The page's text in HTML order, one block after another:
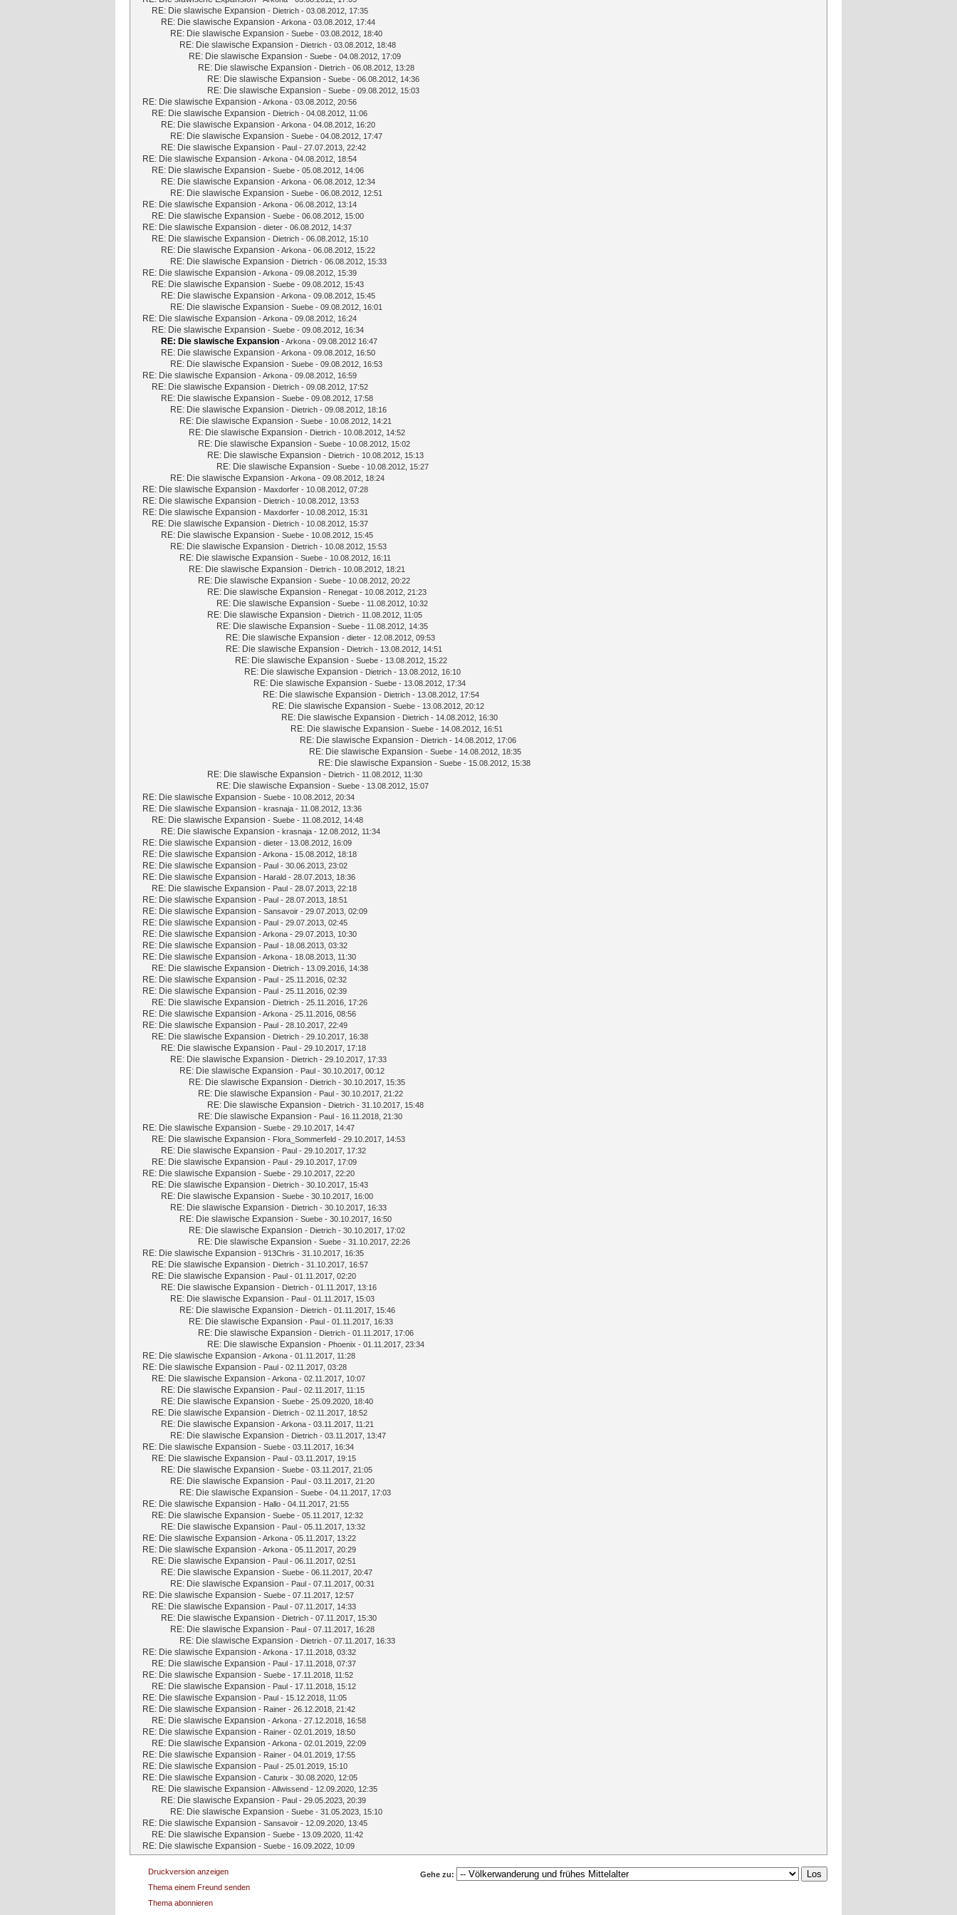
RE: Die slawische Expansion - Dietrich - 03.08.2012, 17:35
RE: Die slawische Expansion -Arkona - 03.08.2012, 17:44
RE: Die slawische Expansion - Suebe - 03.08.2012, 18:40
RE: Die slawische Expansion - Dietrich - 03.08.2012, 18:48
RE: Die slawische Expansion - Suebe - 04.08.2012, 17:09
RE: Die slawische Expansion - Dietrich - 06.08.2012, 13:28
RE: Die slawische Expansion - Suebe - 06.08.2012, 14:36
RE: Die slawische Expansion - Suebe - 09.08.2012, 15:03
RE: Die slawische Expansion -Arkona - 03.08.2012, 20:56
RE: Die slawische Expansion - Dietrich - 04.08.2012, 11:06
RE: Die slawische Expansion -Arkona - 04.08.2012, 16:20
RE: Die slawische Expansion - Suebe - 04.08.2012, 17:47
RE: Die slawische Expansion - Paul - 27.07.2013, 22:42
RE: Die slawische Expansion -Arkona - 04.08.2012, 18:54
RE: Die slawische Expansion - Suebe - 05.08.2012, 14:06
RE: Die slawische Expansion -Arkona - 06.08.2012, 12:34
RE: Die slawische Expansion - Suebe - 06.08.2012, 12:51
RE: Die slawische Expansion -Arkona - 06.08.2012, 13:14
RE: Die slawische Expansion - Suebe - 06.08.2012, 15:00
RE: Die slawische Expansion - dieter - 06.08.2012, 14:37
RE: Die slawische Expansion - Dietrich - 06.08.2012, 15:10
RE: Die slawische Expansion -Arkona - 06.08.2012, 15:22
RE: Die slawische Expansion - Dietrich - 06.08.2012, 15:33
RE: Die slawische Expansion -Arkona - 09.08.2012, 15:39
RE: Die slawische Expansion - Suebe - 09.08.2012, 15:43
RE: Die slawische Expansion -Arkona - 09.08.2012, 15:45
RE: Die slawische Expansion - Suebe - 09.08.2012, 16:01
RE: Die slawische Expansion -Arkona - 09.08.2012, 16:24
RE: Die slawische Expansion - Suebe - 09.08.2012, 16:34
RE: Die slawische Expansion -Arkona - 09.08.2012 16:47
RE: Die slawische Expansion -Arkona - 09.08.2012, 16:50
RE: Die slawische Expansion - Suebe - 09.08.2012, 16:53
RE: Die slawische Expansion -Arkona - 09.08.2012, 16:59
RE: Die slawische Expansion - Dietrich - 09.08.2012, 17:52
RE: Die slawische Expansion - Suebe - 09.08.2012, 17:58
RE: Die slawische Expansion - Dietrich - 09.08.2012, 18:16
RE: Die slawische Expansion - Suebe - 10.08.2012, 14:21
RE: Die slawische Expansion - Dietrich - 10.08.2012, 14:52
RE: Die slawische Expansion - Suebe - 10.08.2012, 15:02
RE: Die slawische Expansion - Dietrich - 10.08.2012, 15:13
RE: Die slawische Expansion - Suebe - 10.08.2012, 15:27
RE: Die slawische Expansion -Arkona - 09.08.2012, 18:24
RE: Die slawische Expansion - Maxdorfer - 10.08.2012, 07:28
RE: Die slawische Expansion - Dietrich - 10.08.2012, 13:53
RE: Die slawische Expansion - Maxdorfer - 10.08.2012, 15:31
RE: Die slawische Expansion - Dietrich - 10.08.2012, 15:37
RE: Die slawische Expansion - Suebe - 10.08.2012, 15:45
RE: Die slawische Expansion - Dietrich - 10.08.2012, 15:53
RE: Die slawische Expansion - Suebe - 10.08.2012, 16:11
RE: Die slawische Expansion - Dietrich - 10.08.2012, 18:21
RE: Die slawische Expansion - Suebe - 10.08.2012, 20:22
RE: Die slawische Expansion - Renegat - 10.08.2012, 21:23
RE: Die slawische Expansion - Suebe - 11.08.2012, 10:32
RE: Die slawische Expansion - Dietrich - 11.08.2012, 11:05
RE: Die slawische Expansion - Suebe - 11.08.2012, 14:35
RE: Die slawische Expansion - dieter - 12.08.2012, 09:53
RE: Die slawische Expansion - Dietrich - 13.08.2012, 14:51
RE: Die slawische Expansion - Suebe - 13.08.2012, 15:22
RE: Die slawische Expansion - Dietrich - 13.08.2012, 16:10
RE: Die slawische Expansion - Suebe - 13.08.2012, 17:34
RE: Die slawische Expansion - Dietrich - 13.08.2012, 17:54
RE: Die slawische Expansion - Suebe - 13.08.2012, 20:12
RE: Die slawische Expansion - Dietrich - 14.08.2012, 16:30
RE: Die slawische Expansion - Suebe - 14.08.2012, 16:51
RE: Die slawische Expansion - Dietrich - 14.08.2012, 17:06
RE: Die slawische Expansion - Suebe - 14.08.2012, 18:35
RE: Die slawische Expansion - Suebe - 15.08.2012, 15:38
RE: Die slawische Expansion - Dietrich - 11.08.2012, 11:30
RE: Die slawische Expansion - Suebe - 13.08.2012, 15:07
RE: Die slawische Expansion - Suebe - 10.08.2012, 20:34
RE: Die slawische Expansion - krasnaja - 11.08.2012, 13:36
RE: Die slawische Expansion - Suebe - 11.08.2012, 14:48
RE: Die slawische Expansion - krasnaja - 12.08.2012, 11:34
RE: Die slawische Expansion - dieter - 13.08.2012, 16:09
RE: Die slawische Expansion -Arkona - 15.08.2012, 18:18
RE: Die slawische Expansion - Paul - 30.06.2013, 23:02
RE: Die slawische Expansion - Harald - 28.07.2013, 18:36
RE: Die slawische Expansion - Paul - 28.07.2013, 22:18
RE: Die slawische Expansion - Paul - 28.07.2013, 18:51
RE: Die slawische Expansion - Sansavoir - 29.07.2013, 02:09
RE: Die slawische Expansion - Paul - 29.07.2013, 02:45
RE: Die slawische Expansion -Arkona - 29.07.2013, 10:30
RE: Die slawische Expansion - Paul - 18.08.2013, 03:32
RE: Die slawische Expansion -Arkona - 18.08.2013, 11:30
RE: Die slawische Expansion - Dietrich - 13.09.2016, 14:38
RE: Die slawische Expansion - Paul - 25.11.2016, 02:32
RE: Die slawische Expansion - Paul - 25.11.2016, 02:39
RE: Die slawische Expansion - Dietrich - 25.11.2016, 17:26
RE: Die slawische Expansion -Arkona - 25.11.2016, 08:56
RE: Die slawische Expansion - Paul - 28.10.2017, 22:49
RE: Die slawische Expansion - Dietrich - 29.10.2017, 16:38
RE: Die slawische Expansion - Paul - 29.10.2017, 17:18
RE: Die slawische Expansion - Dietrich - 29.10.2017, 17:33
RE: Die slawische Expansion - Paul - 30.10.2017, 00:12
RE: Die slawische Expansion - Dietrich - 30.10.2017, 15:35
RE: Die slawische Expansion - Paul - 30.10.2017, 21:22
RE: Die slawische Expansion - Dietrich - 31.10.2017, 15:48
RE: Die slawische Expansion - Paul - 16.11.2018, 21:30
RE: Die slawische Expansion - Suebe - 29.10.2017, 14:47
RE: Die slawische Expansion - Flora_Sommerfeld - 29.10.2017, 14:53
RE: Die slawische Expansion - Paul - 29.10.2017, 17:32
RE: Die slawische Expansion - Paul - 29.10.2017, 17:09
RE: Die slawische Expansion - Suebe - 29.10.2017, 22:20
RE: Die slawische Expansion - Dietrich - 30.10.2017, 15:43
RE: Die slawische Expansion - Suebe - 30.10.2017, 16:00
RE: Die slawische Expansion - Dietrich - 30.10.2017, 16:33
RE: Die slawische Expansion - Suebe - 30.10.2017, 16:50
RE: Die slawische Expansion - Dietrich - 30.10.2017, 17:02
RE: Die slawische Expansion - Suebe - 31.10.2017, 22:26
RE: Die slawische Expansion - 913Chris - 31.10.2017, 16:35
RE: Die slawische Expansion - Dietrich - 31.10.2017, 16:57
RE: Die slawische Expansion - Paul - 01.11.2017, 02:20
RE: Die slawische Expansion - Dietrich - 01.11.2017, 13:16
RE: Die slawische Expansion - Paul - 01.11.2017, 15:03
RE: Die slawische Expansion - Dietrich - 01.11.2017, 15:46
RE: Die slawische Expansion - Paul - 01.11.2017, 16:33
RE: Die slawische Expansion - Dietrich - 01.11.2017, 17:06
RE: Die slawische Expansion - Phoenix - 01.11.2017, 23:34
RE: Die slawische Expansion -Arkona - 01.11.2017, 11:28
RE: Die slawische Expansion - Paul - 02.11.2017, 03:28
RE: Die slawische Expansion -Arkona - 02.11.2017, 10:07
RE: Die slawische Expansion - Paul - 02.11.2017, 11:15
RE: Die slawische Expansion - Suebe - 25.09.2020, 18:40
RE: Die slawische Expansion - Dietrich - 02.11.2017, 18:52
RE: Die slawische Expansion -Arkona - 03.11.2017, 11:21
RE: Die slawische Expansion - Dietrich - 03.11.2017, 13:47
RE: Die slawische Expansion - Suebe - 03.11.2017, 16:34
RE: Die slawische Expansion - Paul - 03.11.2017, 19:15
RE: Die slawische Expansion - Suebe - 03.11.2017, 21:05
RE: Die slawische Expansion - Paul - 03.11.2017, 21:20
RE: Die slawische Expansion - Suebe - 04.11.2017, 17:03
RE: Die slawische Expansion - Hallo - 04.11.2017, 21:55
RE: Die slawische Expansion - Suebe - 05.11.2017, 12:32
RE: Die slawische Expansion - Paul - 05.11.2017, 13:32
RE: Die slawische Expansion -Arkona - 05.11.2017, 13:22
RE: Die slawische Expansion -Arkona - 05.11.2017, 20:29
RE: Die slawische Expansion - Paul - 06.11.2017, 02:51
RE: Die slawische Expansion - Suebe - 06.11.2017, 20:47
RE: Die slawische Expansion - Paul - 07.11.2017, 00:31
RE: Die slawische Expansion - Suebe - 07.11.2017, 12:57
RE: Die slawische Expansion - Paul - 07.11.2017, 14:33
RE: Die slawische Expansion - Dietrich - 07.11.2017, 15:30
RE: Die slawische Expansion - Paul - 07.11.2017, 16:28
RE: Die slawische Expansion - Dietrich - 07.11.2017, 16:33
RE: Die slawische Expansion -Arkona - 17.11.2018, 03:32
RE: Die slawische Expansion - Paul - 17.11.2018, 07:37
RE: Die slawische Expansion - Suebe - 17.11.2018, 11:52
RE: Die slawische Expansion - Paul - 17.11.2018, 15:12
RE: Die slawische Expansion - Paul - 15.12.2018, 11:05
RE: Die slawische Expansion - Rainer - 26.12.2018, 21:42
RE: Die slawische Expansion -Arkona - 27.12.2018, 16:58
RE: Die slawische Expansion - Rainer - 02.01.2019, 18:50
RE: Die slawische Expansion -Arkona - 02.01.2019, 22:09
RE: Die slawische Expansion - Rainer - 04.01.2019, 17:55
RE: Die slawische Expansion - Paul - 25.01.2019, 15:10
RE: Die slawische Expansion - Caturix - 30.08.2020, 12:05
RE: Die slawische Expansion -Allwissend - 12.09.2020, 12:35
RE: Die slawische Expansion - Paul - 29.05.2023, 20:39
RE: Die slawische Expansion - Suebe - 31.05.2023, 15:10
RE: Die slawische Expansion - Sansavoir - 12.09.2020, 13:45
RE: Die slawische Expansion - Suebe - 13.09.2020, 11:42
RE: Die slawische Expansion - Suebe - 16.09.2022, 10:09
Druckversion anzeigen
Thema einem Freund senden
Thema abonnieren
Gehe zu: